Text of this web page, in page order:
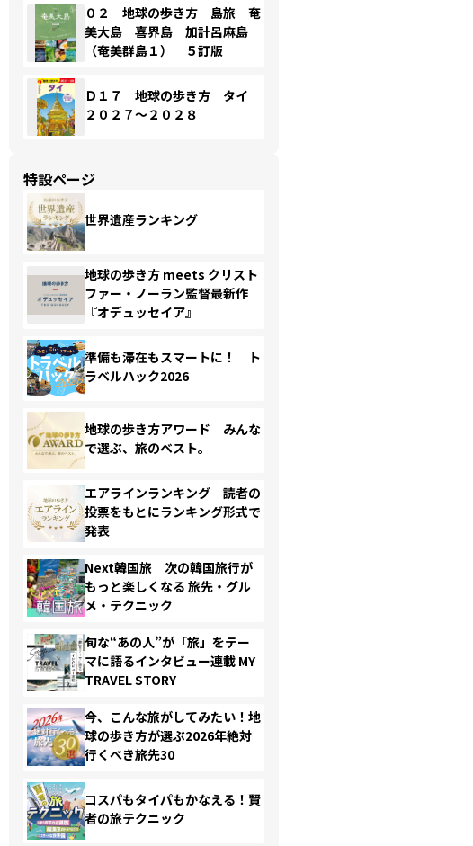
０２ 地球の歩き方 島旅 奄
美大島 喜界島 加計呂麻島
（奄美群島１） ５訂版
Ｄ１７ 地球の歩き方 タイ
２０２７～２０２８
特設ページ
世界遺産ランキング
地球の歩き方 meets クリスト
ファー・ノーラン監督最新作
『オデュッセイア』
準備も滞在もスマートに！ ト
ラベルハック2026
地球の歩き方アワード みんな
で選ぶ、旅のベスト。
エアラインランキング 読者の
投票をもとにランキング形式で
発表
Next韓国旅 次の韓国旅行が
もっと楽しくなる 旅先・グル
メ・テクニック
旬な“あの人”が「旅」をテー
マに語るインタビュー連載 MY
TRAVEL STORY
今、こんな旅がしてみたい！地
球の歩き方が選ぶ2026年絶対
行くべき旅先30
コスパもタイパもかなえる！賢
者の旅テクニック